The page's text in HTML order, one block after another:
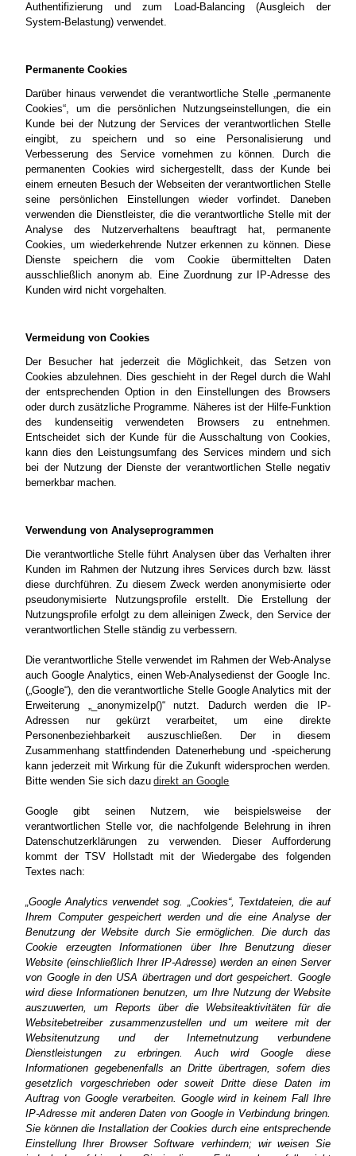
Authentifizierung und zum Load-Balancing (Ausgleich der
System-Belastung) verwendet.
Permanente Cookies
Darüber hinaus verwendet die verantwortliche Stelle „permanente
Cookies“, um die persönlichen Nutzungseinstellungen, die ein
Kunde bei der Nutzung der Services der verantwortlichen Stelle
eingibt, zu speichern und so eine Personalisierung und
Verbesserung des Service vornehmen zu können. Durch die
permanenten Cookies wird sichergestellt, dass der Kunde bei
einem erneuten Besuch der Webseiten der verantwortlichen Stelle
seine persönlichen Einstellungen wieder vorfindet. Daneben
verwenden die Dienstleister, die die verantwortliche Stelle mit der
Analyse des Nutzerverhaltens beauftragt hat, permanente
Cookies, um wiederkehrende Nutzer erkennen zu können. Diese
Dienste speichern die vom Cookie übermittelten Daten
ausschließlich anonym ab. Eine Zuordnung zur IP-Adresse des
Kunden wird nicht vorgehalten.
Vermeidung von Cookies
Der Besucher hat jederzeit die Möglichkeit, das Setzen von
Cookies abzulehnen. Dies geschieht in der Regel durch die Wahl
der entsprechenden Option in den Einstellungen des Browsers
oder durch zusätzliche Programme. Näheres ist der Hilfe-Funktion
des kundenseitig verwendeten Browsers zu entnehmen.
Entscheidet sich der Kunde für die Ausschaltung von Cookies,
kann dies den Leistungsumfang des Services mindern und sich
bei der Nutzung der Dienste der verantwortlichen Stelle negativ
bemerkbar machen.
Verwendung von Analyseprogrammen
Die verantwortliche Stelle führt Analysen über das Verhalten ihrer
Kunden im Rahmen der Nutzung ihres Services durch bzw. lässt
diese durchführen. Zu diesem Zweck werden anonymisierte oder
pseudonymisierte Nutzungsprofile erstellt. Die Erstellung der
Nutzungsprofile erfolgt zu dem alleinigen Zweck, den Service der
verantwortlichen Stelle ständig zu verbessern.
Die verantwortliche Stelle verwendet im Rahmen der Web-Analyse
auch Google Analytics, einen Web-Analysedienst der Google Inc.
(„Google“), den die verantwortliche Stelle Google Analytics mit der
Erweiterung „_anonymizeIp()“ nutzt. Dadurch werden die IP-
Adressen nur gekürzt verarbeitet, um eine direkte
Personenbeziehbarkeit auszuschließen. Der in diesem
Zusammenhang stattfindenden Datenerhebung und -speicherung
kann jederzeit mit Wirkung für die Zukunft widersprochen werden.
Bitte wenden Sie sich dazu direkt an Google
Google gibt seinen Nutzern, wie beispielsweise der
verantwortlichen Stelle vor, die nachfolgende Belehrung in ihren
Datenschutzerklärungen zu verwenden. Dieser Aufforderung
kommt der TSV Hollstadt mit der Wiedergabe des folgenden
Textes nach:
„Google Analytics verwendet sog. „Cookies“, Textdateien, die auf
Ihrem Computer gespeichert werden und die eine Analyse der
Benutzung der Website durch Sie ermöglichen. Die durch das
Cookie erzeugten Informationen über Ihre Benutzung dieser
Website (einschließlich Ihrer IP-Adresse) werden an einen Server
von Google in den USA übertragen und dort gespeichert. Google
wird diese Informationen benutzen, um Ihre Nutzung der Website
auszuwerten, um Reports über die Websiteaktivitäten für die
Websitebetreiber zusammenzustellen und um weitere mit der
Websitenutzung und der Internetnutzung verbundene
Dienstleistungen zu erbringen. Auch wird Google diese
Informationen gegebenenfalls an Dritte übertragen, sofern dies
gesetzlich vorgeschrieben oder soweit Dritte diese Daten im
Auftrag von Google verarbeiten. Google wird in keinem Fall Ihre
IP-Adresse mit anderen Daten von Google in Verbindung bringen.
Sie können die Installation der Cookies durch eine entsprechende
Einstellung Ihrer Browser Software verhindern; wir weisen Sie